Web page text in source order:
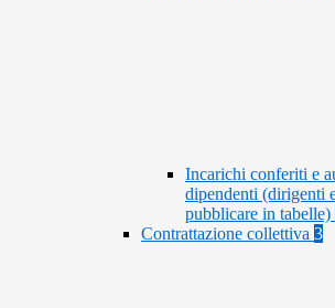
Incarichi conferiti e
dipendenti (dirigenti
pubblicare in tabelle)
Contrattazione collettiva 3